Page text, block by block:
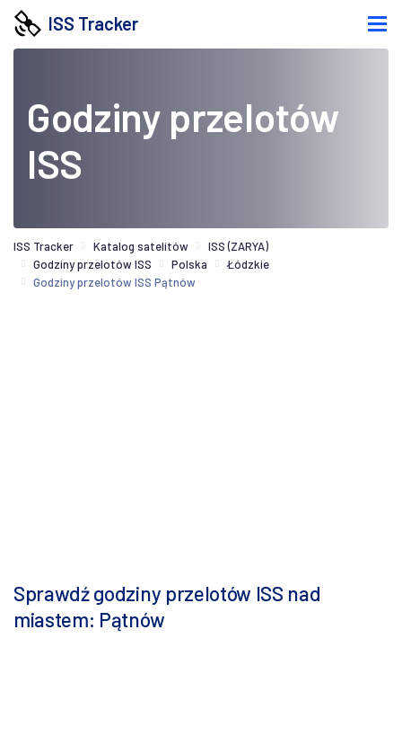
ISS Tracker
Godziny przelotów
ISS
ISS Tracker Katalog satelitów
ISS (ZARYA)
Godziny przelotów ISS
Polska
Łódzkie
Godziny przelotów ISS Pątnów
Sprawdź godziny przelotów ISS nad
miastem: Pątnów